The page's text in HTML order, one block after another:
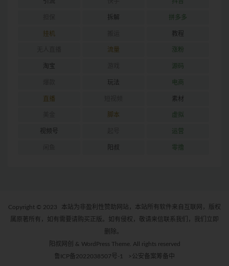
拆解 拼多多
挂机 教程
流量 涨粉
淘宝 源码
玩法 电商
直播 素材
脚本 虚拟
视频号 运营
阳叔 零撸
Copyright © 2023
本站为非盈利性赞助网站，本站所有软件来自互联网，版权
属原著所有，如有需要请购买正版。如有侵权，敬请来信联系我们，我们立即
删除。
阳叔网创 & WordPress Theme. All rights reserved
鲁ICP备2022038507号-1
>公安备案筹备中